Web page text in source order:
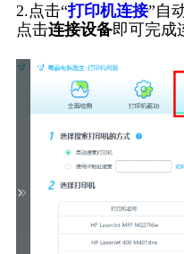
2.点击“打印机连接”自
点击连接设备即可完成